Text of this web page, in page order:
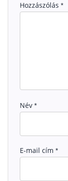
Hozzászólás *
Név *
E-mail cím *